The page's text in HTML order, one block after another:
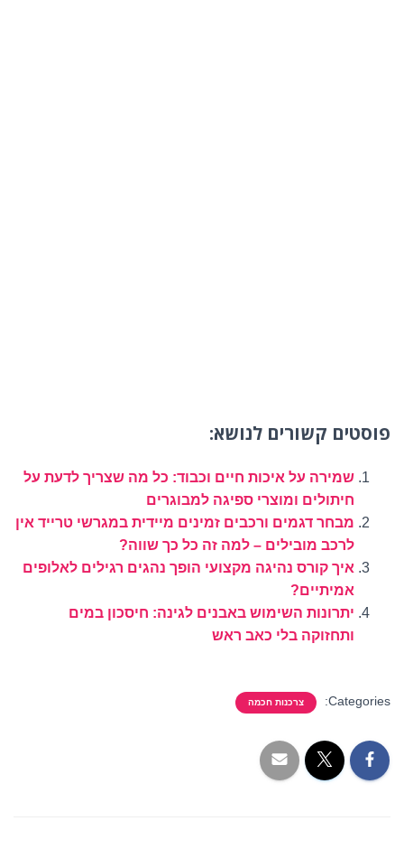
פוסטים קשורים לנושא:
שמירה על איכות חיים וכבוד: כל מה שצריך לדעת על
חיתולים ומוצרי ספיגה למבוגרים
מבחר דגמים ורכבים זמינים מיידית במגרשי טרייד אין
לרכב מובילים – למה זה כל כך שווה?
איך קורס נהיגה מקצועי הופך נהגים רגילים לאלופים
אמיתיים?
יתרונות השימוש באבנים לגינה: חיסכון במים
ותחזוקה בלי כאב ראש
Categories: צרכנות חכמה